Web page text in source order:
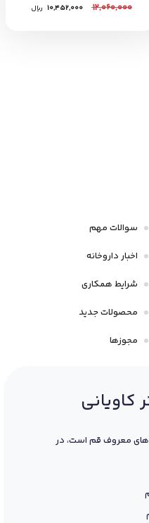
12,060,000
10,452,000 ﷼
سوالات مهم
اخبار داروخانه
شرایط همکاری
محصولات جدید
مجوزها
کاویانی
های معروف قم است، در